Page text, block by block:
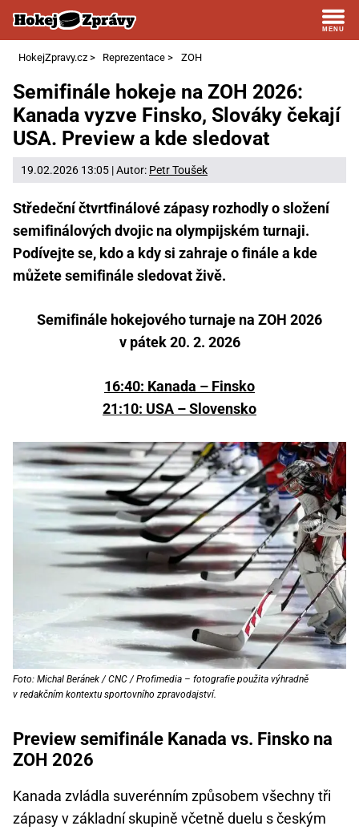
HokejZpravy.cz > Reprezentace > ZOH
Semifinále hokeje na ZOH 2026:
Kanada vyzve Finsko, Slováky čekají
USA. Preview a kde sledovat
19.02.2026 13:05 | Autor: Petr Toušek
Středeční čtvrtfinálové zápasy rozhodly o složení
semifinálových dvojic na olympijském turnaji.
Podívejte se, kdo a kdy si zahraje o finále a kde
můžete semifinále sledovat živě.
Semifinále hokejového turnaje na ZOH 2026
v pátek 20. 2. 2026
16:40: Kanada – Finsko
21:10: USA – Slovensko
Foto: Michal Beránek / CNC / Profimedia – fotografie použita výhradně
v redakčním kontextu sportovního zpravodajství.
Preview semifinále Kanada vs. Finsko na
ZOH 2026
Kanada zvládla suverénním způsobem všechny tři
zápasy v základní skupině včetně duelu s českým